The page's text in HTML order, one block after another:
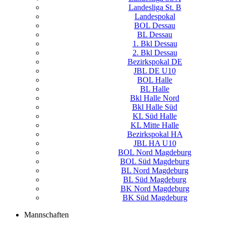
Landesliga St. B
Landespokal
BOL Dessau
BL Dessau
1. Bkl Dessau
2. Bkl Dessau
Bezirkspokal DE
JBL DE U10
BOL Halle
BL Halle
Bkl Halle Nord
Bkl Halle Süd
KL Süd Halle
KL Mitte Halle
Bezirkspokal HA
JBL HA U10
BOL Nord Magdeburg
BOL Süd Magdeburg
BL Nord Magdeburg
BL Süd Magdeburg
BK Nord Magdeburg
BK Süd Magdeburg
Mannschaften